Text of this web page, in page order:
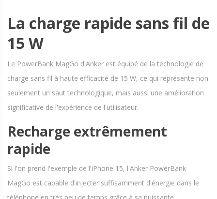
La charge rapide sans fil de
15 W
Le PowerBank MagGo d'Anker est équipé de la technologie de
charge sans fil à haute efficacité de 15 W, ce qui représente non
seulement un saut technologique, mais aussi une amélioration
significative de l'expérience de l'utilisateur.
Recharge extrêmement
rapide
Si l'on prend l'exemple de l'iPhone 15, l'Anker PowerBank
MagGo est capable d'injecter suffisamment d'énergie dans le
téléphone en très peu de temps grâce à sa puissante